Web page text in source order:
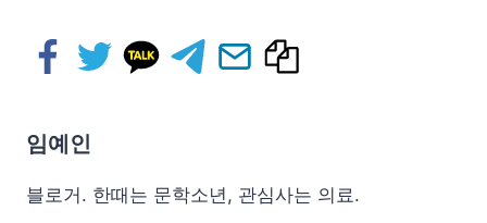
임예인
블로거. 한때는 문학소년, 관심사는 의료.